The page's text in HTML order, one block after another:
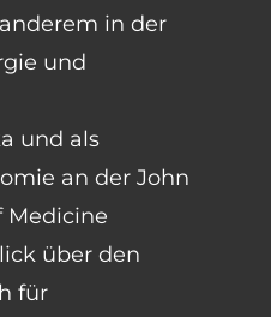
in der
und
und als
an der John
Medicine
über den
für